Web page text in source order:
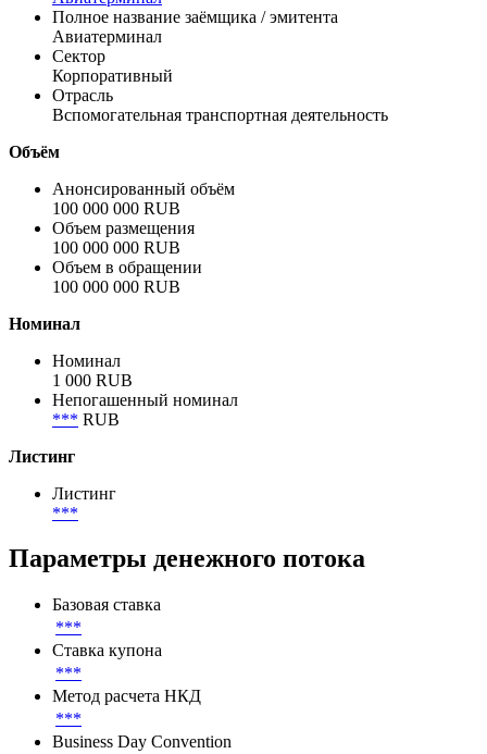
Полное название заёмщика / эмитента
Авиатерминал
Сектор
Корпоративный
Отрасль
Вспомогательная транспортная деятельность
Объём
Анонсированный объём
100 000 000 RUB
Объем размещения
100 000 000 RUB
Объем в обращении
100 000 000 RUB
Номинал
Номинал
1 000 RUB
Непогашенный номинал
*** RUB
Листинг
Листинг
***
Параметры денежного потока
Базовая ставка
***
Ставка купона
***
Метод расчета НКД
***
Business Day Convention